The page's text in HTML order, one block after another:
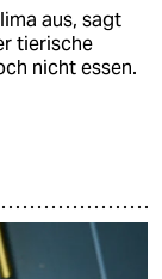
aus, sagt
tierische
nicht essen.